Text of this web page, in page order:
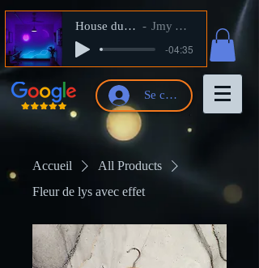
House du Shop Jmy Artiste
-04:35
Se connecter
Accueil
All Products
Fleur de lys avec effet